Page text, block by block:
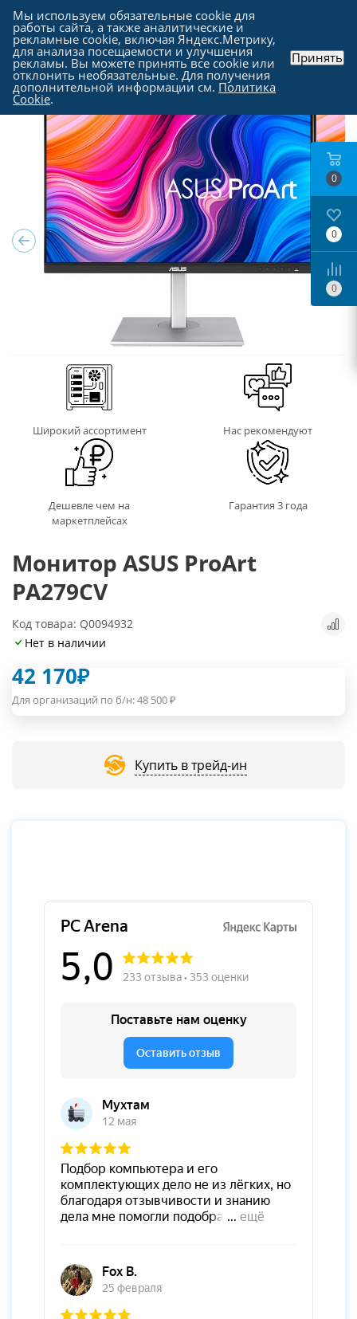
Каталог - Мониторы
Широкий ассортимент Нас рекомендуют
Дешевле чем на
маркетплейсах
Гарантия 3 года
Монитор ASUS ProArt
PA279CV
Код товара: Q0094932
Нет в наличии
42 170₽
Для организаций по б/н:48 500₽
Купить в трейд-ин
0
0
0
Мы используем обязательные cookie для
работы сайта, а также аналитические и
рекламные cookie, включая Яндекс.Метрику,
для анализа посещаемости и улучшения
рекламы. Вы можете принять все cookie или
отклонить необязательные. Для получения
дополнительной информации см. Политика
Cookie.
Принять